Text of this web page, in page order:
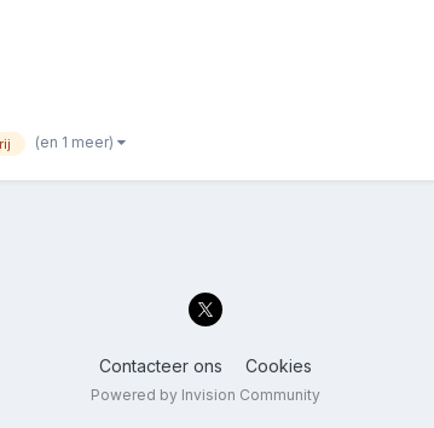
(en 1 meer)
Contacteer ons Cookies
Powered by Invision Community